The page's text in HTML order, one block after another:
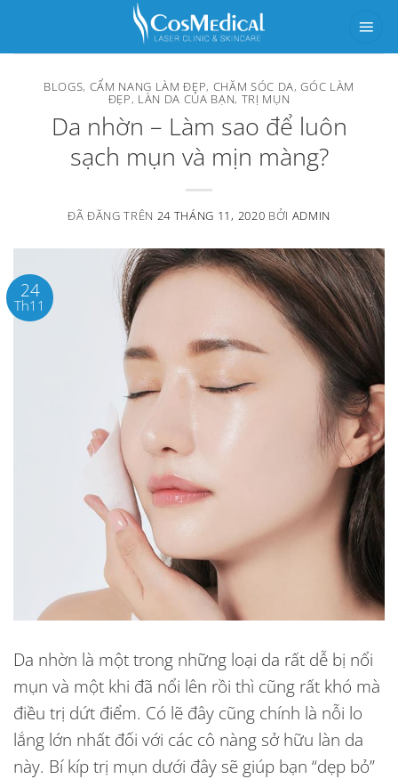
BLOGS, CẨM NANG LÀM ĐẸP, CHĂM SÓC DA,GÓC LÀM
ĐẸP, LÀN DA CỦA BẠN, TRỊ MỤN
Da nhờn – Làm sao để luôn
sạch mụn và mịn màng?
ĐÃ ĐĂNG TRÊN 24 THÁNG 11, 2020 BỞI ADMIN
24
Th11
Da nhờn là một trong những loại da rất dễ bị nổi
mụn và một khi đã nổi lên rồi thì cũng rất khó mà
điều trị dứt điểm. Có lẽ đây cũng chính là nỗi lo
lắng lớn nhất đối với các cô nàng sở hữu làn da
này. Bí kíp trị mụn dưới đây sẽ giúp bạn “dẹp bỏ”